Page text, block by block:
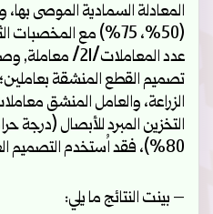
المعادلة السمادية الموصى بها،
(50%، 75%) مع المخصبات
عدد المعاملات/
تصميم القطع المنشقة
الزراعة، والعامل المنشق
80%)، فقد اُستخدم التصميم العشوائي البسيط.
– بينت النتائج ما يلي: